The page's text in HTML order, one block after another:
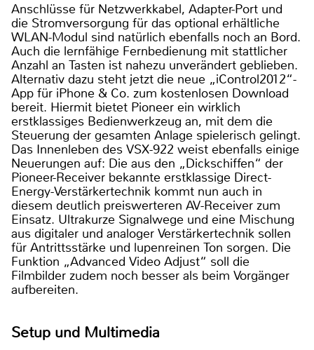
Anschlüsse für Netzwerkkabel, Adapter-Port und
die Stromversorgung für das optional erhältliche
WLAN-Modul sind natürlich ebenfalls noch an Bord.
Auch die lernfähige Fernbedienung mit stattlicher
Anzahl an Tasten ist nahezu unverändert geblieben.
Alternativ dazu steht jetzt die neue „iControl2012“-
App für iPhone & Co. zum kostenlosen Download
bereit. Hiermit bietet Pioneer ein wirklich
erstklassiges Bedienwerkzeug an, mit dem die
Steuerung der gesamten Anlage spielerisch gelingt.
Das Innenleben des VSX-922 weist ebenfalls einige
Neuerungen auf: Die aus den „Dickschiffen“ der
Pioneer-Receiver bekannte erstklassige Direct-
Energy-Verstärkertechnik kommt nun auch in
diesem deutlich preiswerteren AV-Receiver zum
Einsatz. Ultrakurze Signalwege und eine Mischung
aus digitaler und analoger Verstärkertechnik sollen
für Antrittsstärke und lupenreinen Ton sorgen. Die
Funktion „Advanced Video Adjust“ soll die
Filmbilder zudem noch besser als beim Vorgänger
aufbereiten.
Setup und Multimedia